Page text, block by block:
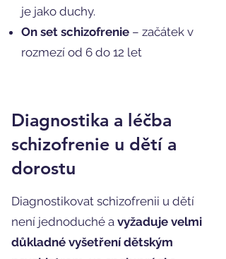
je jako duchy.
On set schizofrenie – začátek v
rozmezí od 6 do 12 let
Diagnostika a léčba
schizofrenie u dětí a
dorostu
Diagnostikovat schizofrenii u dětí
není jednoduché a vyžaduje velmi
důkladné vyšetření dětským